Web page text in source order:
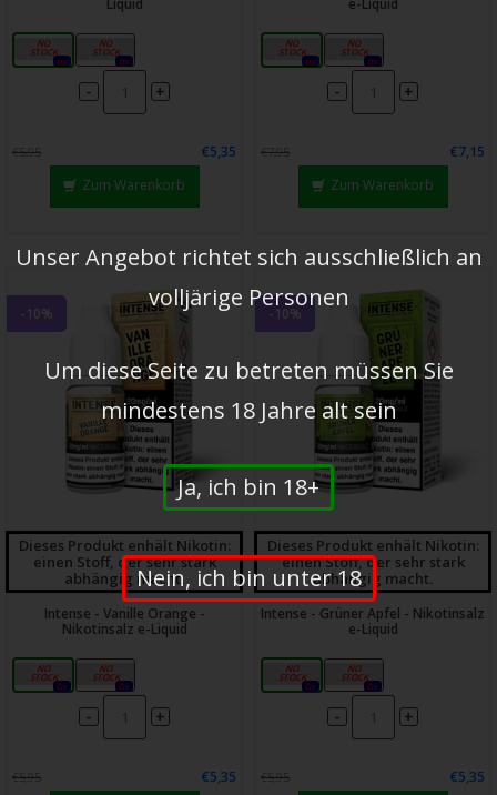
Liquid
10mg
0x
20mg
0x
- +
€5,95
€5,35
Zum Warenkorb
e-Liquid
10mg
0x
20mg
0x
- +
€7,95
€7,15
Zum Warenkorb
-10%
Dieses Produkt enhält Nikotin:
einen Stoff, der sehr stark
abhängig macht.
Intense - Vanille Orange -
Nikotinsalz e-Liquid
10mg
0x
20mg
0x
- +
€5,95
€5,35
-10%
Dieses Produkt enhält Nikotin:
einen Stoff, der sehr stark
abhängig macht.
Intense - Grüner Apfel - Nikotinsalz
e-Liquid
10mg
0x
20mg
0x
- +
€5,95
€5,35
Unser Angebot richtet sich ausschließlich an
volljärige Personen
Um diese Seite zu betreten müssen Sie
mindestens 18 Jahre alt sein
Ja, ich bin 18+
Nein, ich bin unter 18